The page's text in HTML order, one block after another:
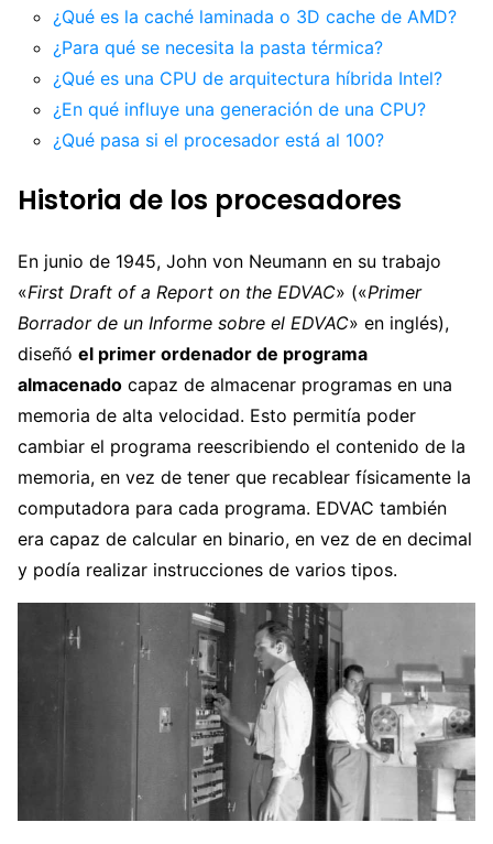
¿Qué es la caché laminada o 3D cache de AMD?
¿Para qué se necesita la pasta térmica?
¿Qué es una CPU de arquitectura híbrida Intel?
¿En qué influye una generación de una CPU?
¿Qué pasa si el procesador está al 100?
Historia de los procesadores
En junio de 1945, John von Neumann en su trabajo
«First Draft of a Report on the EDVAC» («Primer
Borrador de un Informe sobre el EDVAC» en inglés),
diseñó el primer ordenador de programa
almacenado capaz de almacenar programas en una
memoria de alta velocidad. Esto permitía poder
cambiar el programa reescribiendo el contenido de la
memoria, en vez de tener que recablear físicamente la
computadora para cada programa. EDVAC también
era capaz de calcular en binario, en vez de en decimal
y podía realizar instrucciones de varios tipos.